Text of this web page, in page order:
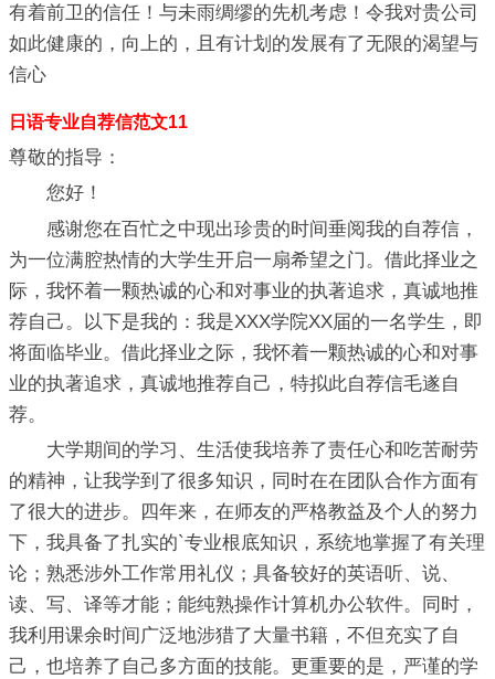
有着前卫的信任！与未雨绸缪的先机考虑！令我对贵公司
如此健康的，向上的，且有计划的发展有了无限的渴望与
信心
日语专业自荐信范文11
尊敬的指导：
您好！
感谢您在百忙之中现出珍贵的时间垂阅我的自荐信，
为一位满腔热情的大学生开启一扇希望之门。借此择业之
际，我怀着一颗热诚的心和对事业的执著追求，真诚地推
荐自己。以下是我的：我是XXX学院XX届的一名学生，即
将面临毕业。借此择业之际，我怀着一颗热诚的心和对事
业的执著追求，真诚地推荐自己，特拟此自荐信毛遂自
荐。
大学期间的学习、生活使我培养了责任心和吃苦耐劳
的精神，让我学到了很多知识，同时在在团队合作方面有
了很大的进步。四年来，在师友的严格教益及个人的努力
下，我具备了扎实的`专业根底知识，系统地掌握了有关理
论；熟悉涉外工作常用礼仪；具备较好的英语听、说、
读、写、译等才能；能纯熟操作计算机办公软件。同时，
我利用课余时间广泛地涉猎了大量书籍，不但充实了自
己，也培养了自己多方面的技能。更重要的是，严谨的学